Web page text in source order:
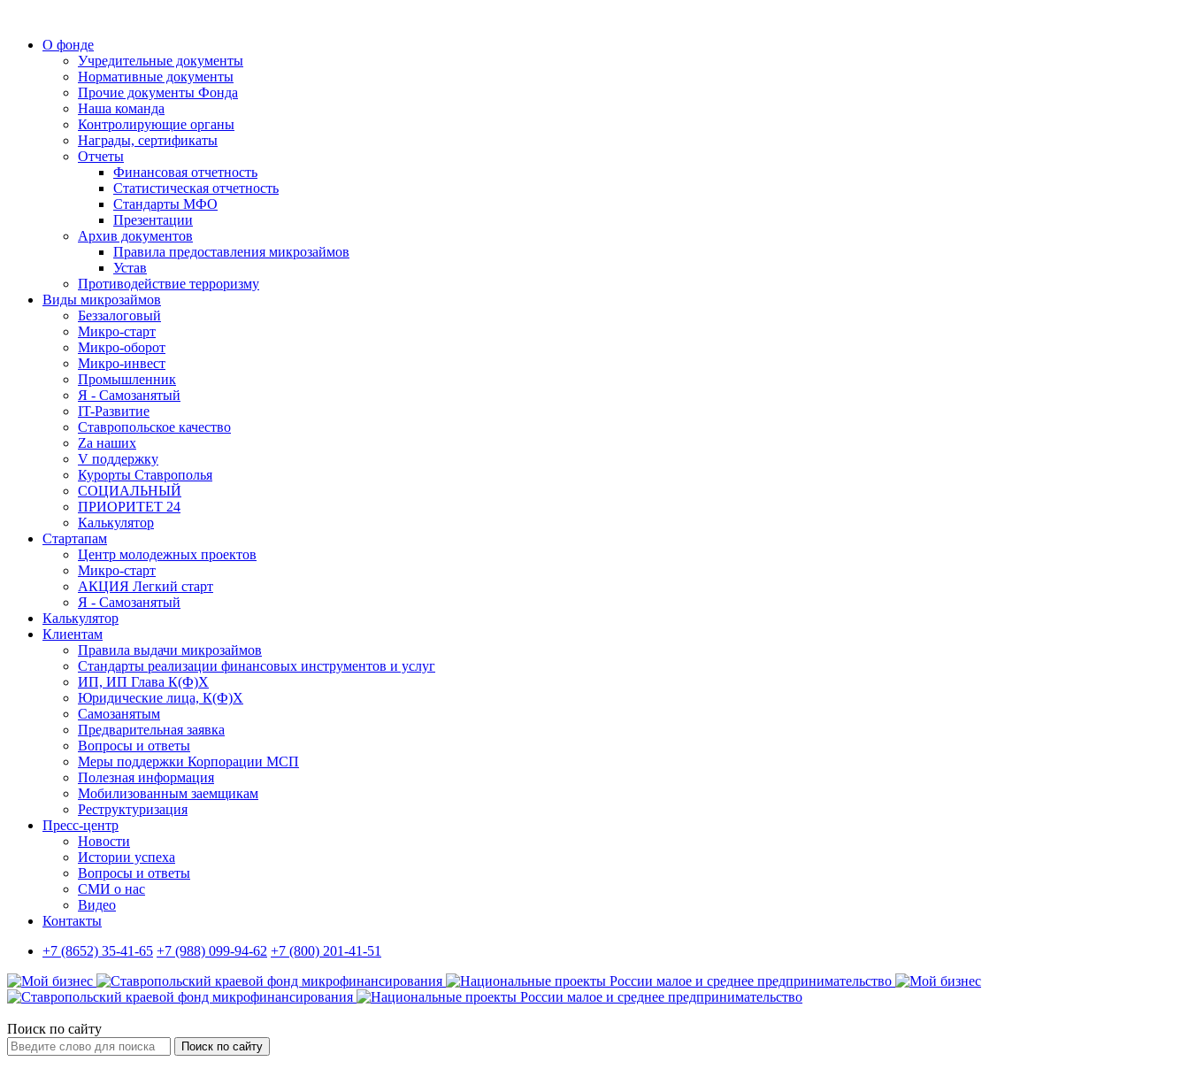
О фонде
Учредительные документы
Нормативные документы
Прочие документы Фонда
Наша команда
Контролирующие органы
Награды, сертификаты
Отчеты
Финансовая отчетность
Статистическая отчетность
Стандарты МФО
Презентации
Архив документов
Правила предоставления микрозаймов
Устав
Противодействие терроризму
Виды микрозаймов
Беззалоговый
Микро-старт
Микро-оборот
Микро-инвест
Промышленник
Я - Самозанятый
IT-Развитие
Ставропольское качество
Za наших
V поддержку
Курорты Ставрополья
СОЦИАЛЬНЫЙ
ПРИОРИТЕТ 24
Калькулятор
Стартапам
Центр молодежных проектов
Микро-старт
АКЦИЯ Легкий старт
Я - Самозанятый
Калькулятор
Клиентам
Правила выдачи микрозаймов
Стандарты реализации финансовых инструментов и услуг
ИП, ИП Глава К(Ф)Х
Юридические лица, К(Ф)Х
Самозанятым
Предварительная заявка
Вопросы и ответы
Меры поддержки Корпорации МСП
Полезная информация
Мобилизованным заемщикам
Реструктуризация
Пресс-центр
Новости
Истории успеха
Вопросы и ответы
СМИ о нас
Видео
Контакты
+7 (8652) 35-41-65 +7 (988) 099-94-62 +7 (800) 201-41-51
Поиск по сайту
Поиск по сайту